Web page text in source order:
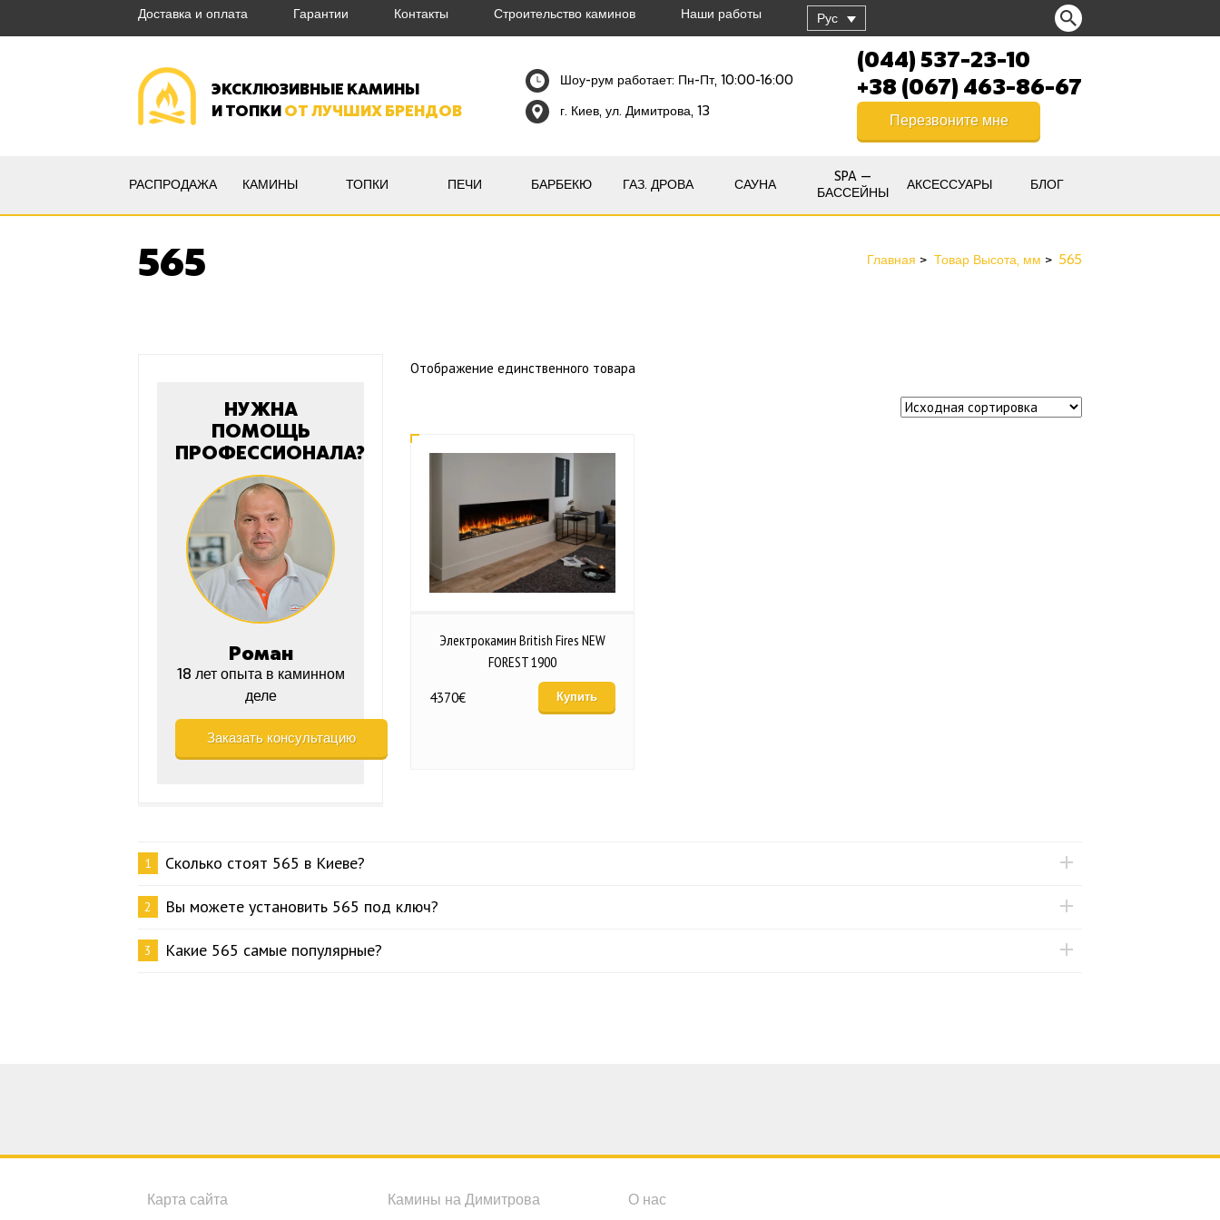
Доставка и оплата Гарантии Контакты Строительство каминов Наши работы Рус
ЭКСКЛЮЗИВНЫЕ КАМИНЫ
И ТОПКИОТ ЛУЧШИХ БРЕНДОВ
Шоу-рум работает: Пн-Пт, 10:00-16:00
г. Киев, ул. Димитрова, 13
(044) 537-23-10
+38 (067) 463-86-67
Перезвоните мне
РАСПРОДАЖА КАМИНЫ ТОПКИ ПЕЧИ БАРБЕКЮ ГАЗ. ДРОВА САУНА
SPA —
БАССЕЙНЫ
АКСЕССУАРЫ БЛОГ
565 Главная Товар Высота, мм 565
Отображение единственного товара
Электрокамин British Fires NEW
FOREST 1900
4370€ Купить
НУЖНА
ПОМОЩЬ
ПРОФЕССИОНАЛА?
Роман
18 лет опыта в каминном
деле
Заказать консультацию
1 Сколько стоят 565 в Киеве?
2 Вы можете установить 565 под ключ?
3 Какие 565 самые популярные?
Карта сайта Камины на Димитрова О нас